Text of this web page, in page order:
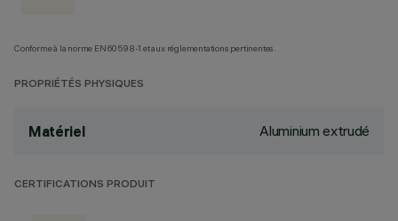
Conforme à la norme EN60598-1 et aux réglementations pertinentes.
PROPRIÉTÉS PHYSIQUES
Matériel Aluminium extrudé
CERTIFICATIONS PRODUIT